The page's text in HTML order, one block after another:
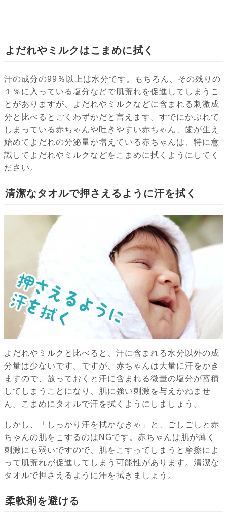
よだれやミルクはこまめに拭く
汗の成分の99％以上は水分です。もちろん、その残りの
１％に入っている塩分などで肌荒れを促進してしまうこ
とがありますが、よだれやミルクなどに含まれる刺激成
分と比べるとごくわずかだと言えます。すでにかぶれて
しまっている赤ちゃんや吐きやすい赤ちゃん、歯が生え
始めてよだれの分泌量が増えている赤ちゃんは、特に意
識してよだれやミルクなどをこまめに拭くようにしてく
ださい。
清潔なタオルで押さえるように汗を拭く
よだれやミルクと比べると、汗に含まれる水分以外の成
分量は少ないです。ですが、赤ちゃんは大量に汗をかき
ますので、放っておくと汗に含まれる微量の塩分が蓄積
してしまうことになり、肌に強い刺激を与えかねませ
ん。こまめにタオルで汗を拭くようにしましょう。
しかし、「しっかり汗を拭かなきゃ」と、ごしごしと赤
ちゃんの肌をこするのはNGです。赤ちゃんは肌が薄く
刺激にも弱いですので、肌をこすってしまうと摩擦によ
って肌荒れが促進してしまう可能性があります。清潔な
タオルで押さえるように汗を拭きましょう。
柔軟剤を避ける